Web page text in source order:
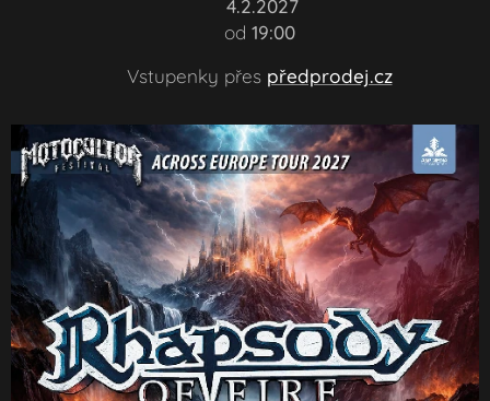
📅 4.2.2027
od 19:00
🎟️ Vstupenky přes předprodej.cz